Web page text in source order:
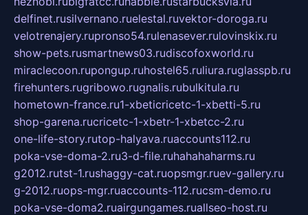
delfinet.rusilvernano.ruelestal.ruvektor-doroga.ru
velotrenajery.rupronso54.rulenasever.rulovinskix.ru
show-pets.rusmartnews03.rudiscofoxworld.ru
miraclecoon.rupongup.ruhostel65.ruliura.ruglasspb.ru
firehunters.rugribowo.rugnalis.rubulkitula.ru
hometown-france.ru1-xbeticricetc-1-xbetti-5.ru
shop-garena.rucricetc-1-xbetr-1-xbetcc-2.ru
one-life-story.rutop-halyava.ruaccounts112.ru
poka-vse-doma-2.ru3-d-file.ruhahahaharms.ru
g2012.rutst-1.rushaggy-cat.ruopsmgr.ruev-gallery.ru
g-2012.ruops-mgr.ruaccounts-112.rucsm-demo.ru
poka-vse-doma2.ruairgungames.ruallseo-host.ru